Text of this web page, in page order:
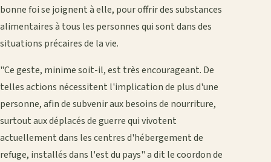
bonne foi se joignent à elle, pour offrir des substances
alimentaires à tous les personnes qui sont dans des
situations précaires de la vie.
"Ce geste, minime soit-il, est très encourageant. De
telles actions nécessitent l'implication de plus d'une
personne, afin de subvenir aux besoins de nourriture,
surtout aux déplacés de guerre qui vivotent
actuellement dans les centres d'hébergement de
refuge, installés dans l'est du pays" a dit le coordon de